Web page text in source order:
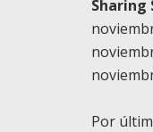
Sharing
Por